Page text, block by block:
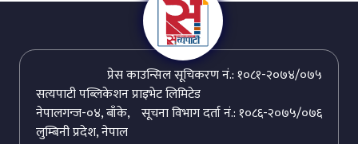
प्रेस काउन्सिल सूचिकरण नं.: १०८१-२०७४/०७५
सत्यपाटी पब्लिकेशन प्राइभेट लिमिटेड
सूचना विभाग दर्ता नं.: १०८६-२०७५/०७६
नेपालगन्ज-०४, बाँके,
लुम्बिनी प्रदेश, नेपाल